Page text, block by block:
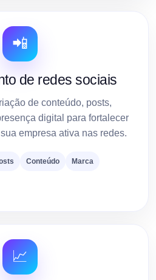
📲
de redes sociais
de conteúdo, posts,
digital para fortalecer
empresa ativa nas redes.
Conteúdo Marca
📈